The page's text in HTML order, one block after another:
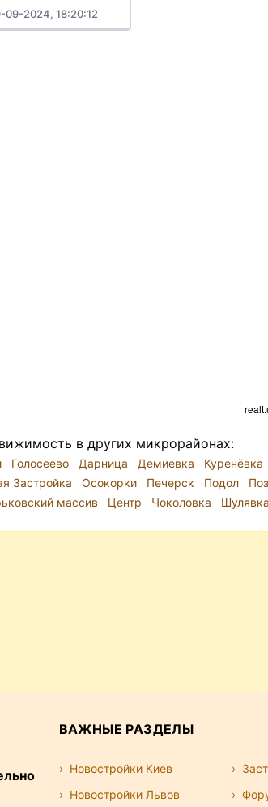
09-2024, 18:20:12
в других микрорайонах:
Голосеево Дарница Демиевка Куренёвка
Застройка Осокорки Печерск Подол
массив Центр Чоколовка Шулявка
ВАЖНЫЕ РАЗДЕЛЫ
Новостройки Киев
Новостройки Львов